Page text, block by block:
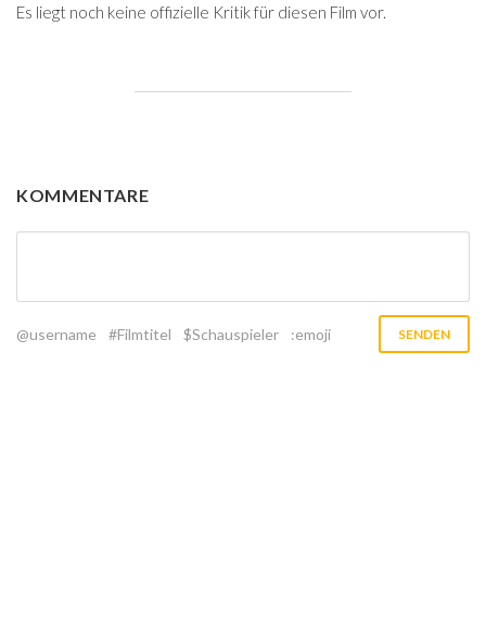
Es liegt noch keine offizielle Kritik für diesen Film vor.
KOMMENTARE
@username #Filmtitel $Schauspieler :emoji